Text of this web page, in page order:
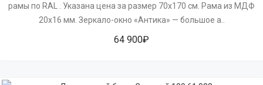
рамы по RAL . Указана цена за размер 70х170 см. Рама из МДФ
20х16 мм. Зеркало-окно «Антика» — большое а..
64 900₽